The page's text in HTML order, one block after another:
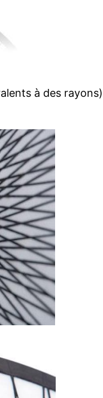
à des